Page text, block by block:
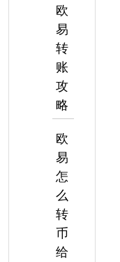
欧
易
转
账
攻
略
欧
易
怎
么
转
币
给